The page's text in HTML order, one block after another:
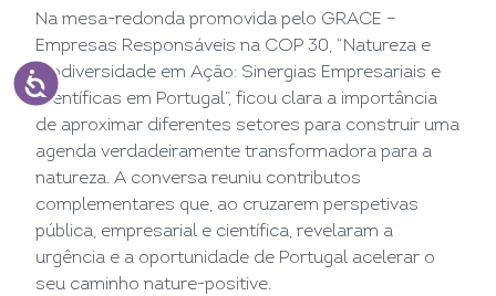
Na mesa-redonda promovida pelo GRACE –
Empresas Responsáveis na COP 30, “Natureza e
Biodiversidade em Ação: Sinergias Empresariais e
Científicas em Portugal”, ficou clara a importância
de aproximar diferentes setores para construir uma
agenda verdadeiramente transformadora para a
natureza. A conversa reuniu contributos
complementares que, ao cruzarem perspetivas
pública, empresarial e científica, revelaram a
urgência e a oportunidade de Portugal acelerar o
seu caminho nature-positive.